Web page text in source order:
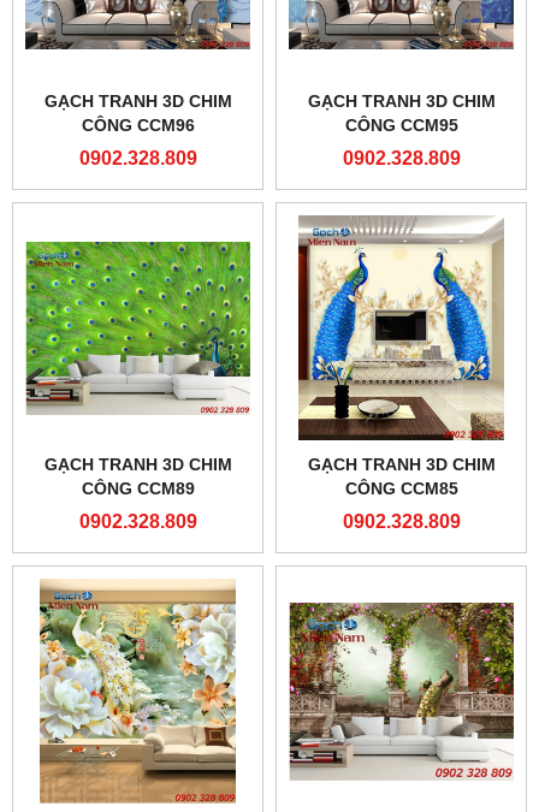
GẠCH TRANH 3D CHIM
CÔNG CCM96
0902.328.809
GẠCH TRANH 3D CHIM
CÔNG CCM95
0902.328.809
GẠCH TRANH 3D CHIM
CÔNG CCM89
0902.328.809
GẠCH TRANH 3D CHIM
CÔNG CCM85
0902.328.809